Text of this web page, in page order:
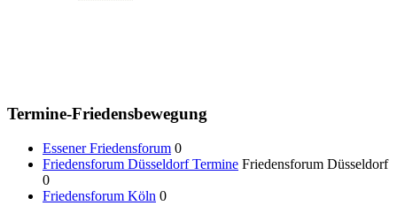
Termine-Friedensbewegung
Essener Friedensforum 0
Friedensforum Düsseldorf Termine Friedensforum Düsseldorf
0
Friedensforum Köln 0